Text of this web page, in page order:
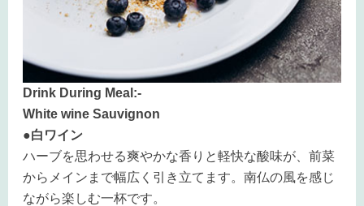
Drink During Meal:-
White wine Sauvignon
●白ワイン
ハーブを思わせる爽やかな香りと軽快な酸味が、前菜
からメインまで幅広く引き立てます。南仏の風を感じ
ながら楽しむ一杯です。